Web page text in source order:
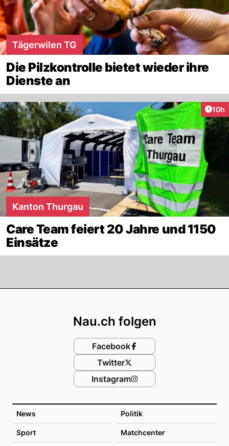
Tägerwilen TG
Die Pilzkontrolle bietet wieder ihre
Dienste an
10h
Kanton Thurgau
Care Team feiert 20 Jahre und 1150
Einsätze
News Politik
Sport Matchcenter
Nau.ch folgen
Facebook
Twitter
Instagram